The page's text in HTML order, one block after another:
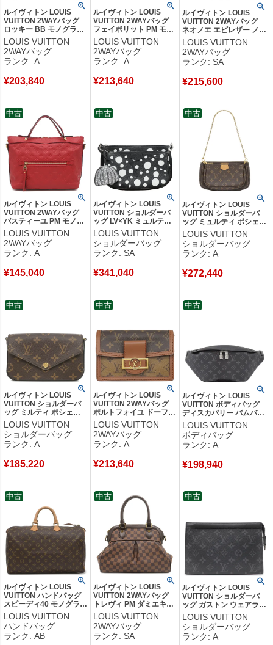
ルイヴィトン LOUIS
VUITTON 2WAYバッグ
ロッキー BB モノグラム
キャンバス スムースレザ
ー モノグラム×ノワール
ゴールド金具 黒 茶 斜め
掛け M44141 RFID 【中
LOUIS VUITTON
2WAYバッグ
ランク: A
¥203,840
ルイヴィトン LOUIS
VUITTON 2WAYバッグ
フェイボリット PM モノ
グラムキャンバス モノグ
ラム ゴールド金具 茶 シ
ョルダーバッグ ハンドバ
ッグ M40717 FL2103
LOUIS VUITTON
2WAYバッグ
ランク: A
¥213,640
ルイヴィトン LOUIS
VUITTON 2WAYバッグ
ネオノエ エピレザー ノワ
ール シルバー金具 黒 シ
ョルダー ハンドバッグ
M54366 RFID 【箱】
【中古】新品同様品
LOUIS VUITTON
2WAYバッグ
ランク: SA
¥215,600
ルイヴィトン LOUIS
VUITTON 2WAYバッグ
バスティーユ PM モノグ
ラムアンプラント スリー
ズ ゴールド金具 赤
M41169 DU2154 【中
古】中古美品
LOUIS VUITTON
2WAYバッグ
ランク: A
¥145,040
中古
ルイヴィトン LOUIS
VUITTON ショルダーバ
ッグ LV×YK ミュルティ
ポシェット アクセソワー
ル モノグラムアンプラン
ト ブラック×ホワイト シ
ルバー金具 草間彌生
新品同様品
LOUIS VUITTON
ショルダーバッグ
ランク: SA
¥341,040
中古
ルイヴィトン LOUIS
VUITTON ショルダーバ
ッグ ミュルティ ポシェッ
ト アクセソワール モノグ
ラムキャンバス ローズク
レール ゴールド金具
M44840 SP5210 【中
LOUIS VUITTON
ショルダーバッグ
ランク: A
¥272,440
中古
ルイヴィトン LOUIS
VUITTON ショルダーバ
ッグ ミルティ ポシェッ
ト フェリシー モノグラ
ムキャンバス モノグラム
ゴールド金具 カーキ ク
ラッチ M80091 MI4280
LOUIS VUITTON
ショルダーバッグ
ランク: A
¥185,220
中古
ルイヴィトン LOUIS
VUITTON 2WAYバッグ
ポルトフォイユ ドーフィ
ーヌ モノグラムキャンバ
ス レザー モノグラムリ
バースキャンバス ブラウ
ン×ベージュ ゴールド金
クラッチ M68746 RFID
LOUIS VUITTON
2WAYバッグ
ランク: A
¥213,640
中古
ルイヴィトン LOUIS
VUITTON ボディバッグ
ディスカバリー バムバッ
グ モノグラムエクリプス
モノグラムエクリプス シ
ルバー金具 ウエストバッ
グ M44336 MI0149 【中
LOUIS VUITTON
ボディバッグ
ランク: A
¥198,940
中古
ルイヴィトン LOUIS
VUITTON ハンドバッグ
スピーディ40 モノグラム
キャンバス モノグラム
ゴールド金具 ボストンバ
ッグ 鍵・パドロックの欠
品 M41522 TH0063 【中
LOUIS VUITTON
ハンドバッグ
ランク: AB
中古
ルイヴィトン LOUIS
VUITTON 2WAYバッグ
トレヴィ PM ダミエキャ
ンバス ダミエエベヌ ゴ
ールド金具 N51997
FL2142 【中古】新品同
様品
LOUIS VUITTON
2WAYバッグ
ランク: SA
中古
ルイヴィトン LOUIS
VUITTON ショルダーバ
ッグ ガストン ウェアラブ
ル ウォレット モノグラム
エクリプス モノグラムエ
クリプスリバースキャン
バス モノグラムエクリプ
LOUIS VUITTON
ショルダーバッグ
ランク: A
中古